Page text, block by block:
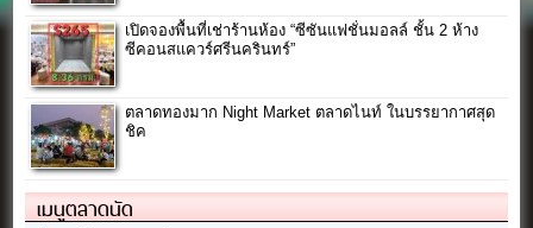
เปิดจองพื้นที่เช่าร้านห้อง “ซีซันแฟชั่นมอลล์ ชั้น 2 ห้าง
ซีคอนสแควร์ศรีนครินทร์”
ตลาดทองมาก Night Market ตลาดไนท์ ในบรรยากาศสุด
ชิค
เมนูตลาดนัด